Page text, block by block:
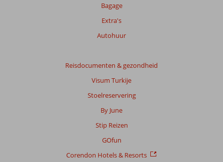
Bagage
Extra's
Autohuur
Reisdocumenten & gezondheid
Visum Turkije
Stoelreservering
By June
Stip Reizen
GOfun
Corendon Hotels & Resorts